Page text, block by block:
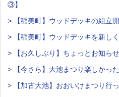
③】
> 【稲美町】ウッドデッキの組立
> 【稲美町】ウッドデッキを新し
> 【お久しぶり】ちょっとお知らせ
> 【今さら】大池まつり楽しかった
> 【加古大池】おおいけまつり行っ